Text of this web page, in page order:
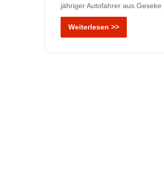
jähriger Autofahrer aus
Weiterlesen >>